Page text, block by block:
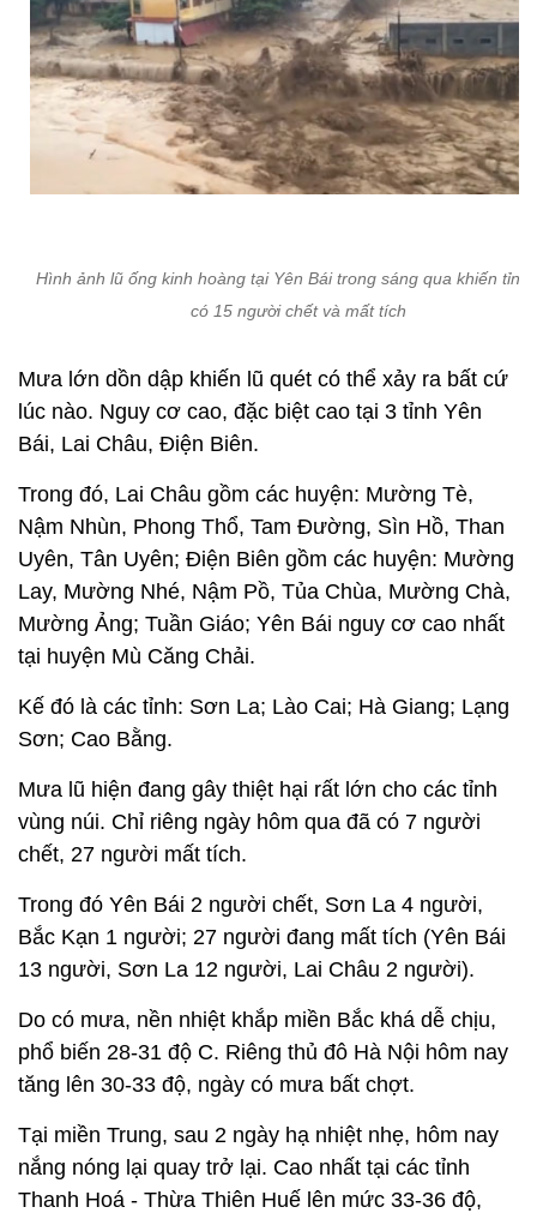
Hình ảnh lũ ống kinh hoàng tại Yên Bái trong sáng qua khiến tỉnh
có 15 người chết và mất tích
Mưa lớn dồn dập khiến lũ quét có thể xảy ra bất cứ
lúc nào. Nguy cơ cao, đặc biệt cao tại 3 tỉnh Yên
Bái, Lai Châu, Điện Biên.
Trong đó, Lai Châu gồm các huyện: Mường Tè,
Nậm Nhùn, Phong Thổ, Tam Đường, Sìn Hồ, Than
Uyên, Tân Uyên; Điện Biên gồm các huyện: Mường
Lay, Mường Nhé, Nậm Pồ, Tủa Chùa, Mường Chà,
Mường Ảng; Tuần Giáo; Yên Bái nguy cơ cao nhất
tại huyện Mù Căng Chải.
Kế đó là các tỉnh: Sơn La; Lào Cai; Hà Giang; Lạng
Sơn; Cao Bằng.
Mưa lũ hiện đang gây thiệt hại rất lớn cho các tỉnh
vùng núi. Chỉ riêng ngày hôm qua đã có 7 người
chết, 27 người mất tích.
Trong đó Yên Bái 2 người chết, Sơn La 4 người,
Bắc Kạn 1 người; 27 người đang mất tích (Yên Bái
13 người, Sơn La 12 người, Lai Châu 2 người).
Do có mưa, nền nhiệt khắp miền Bắc khá dễ chịu,
phổ biến 28-31 độ C. Riêng thủ đô Hà Nội hôm nay
tăng lên 30-33 độ, ngày có mưa bất chợt.
Tại miền Trung, sau 2 ngày hạ nhiệt nhẹ, hôm nay
nắng nóng lại quay trở lại. Cao nhất tại các tỉnh
Thanh Hoá - Thừa Thiên Huế lên mức 33-36 độ,